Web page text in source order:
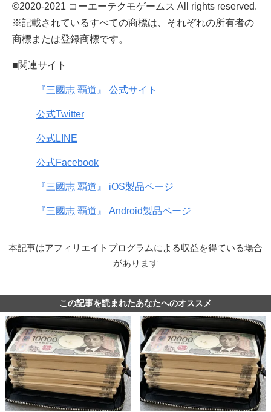
©2020-2021 コーエーテクモゲームス All rights reserved.
※記載されているすべての商標は、それぞれの所有者の
商標または登録商標です。
■関連サイト
『三國志 覇道』 公式サイト
公式Twitter
公式LINE
公式Facebook
『三國志 覇道』 iOS製品ページ
『三國志 覇道』 Android製品ページ
本記事はアフィリエイトプログラムによる収益を得ている場合
があります
この記事を読まれたあなたへのオススメ